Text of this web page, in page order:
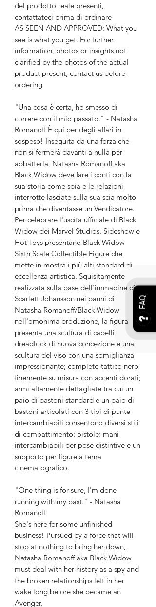
FAQ
del prodotto reale presenti,
contattateci prima di ordinare
AS SEEN AND APPROVED: What you
see is what you get. For further
information, photos or insights not
clarified by the photos of the actual
product present, contact us before
ordering
"Una cosa è certa, ho smesso di
correre con il mio passato." - Natasha
Romanoff È qui per degli affari in
sospeso! Inseguita da una forza che
non si fermerà davanti a nulla per
abbatterla, Natasha Romanoff aka
Black Widow deve fare i conti con la
sua storia come spia e le relazioni
interrotte lasciate sulla sua scia molto
prima che diventasse un Vendicatore.
Per celebrare l'uscita ufficiale di Black
Widow dei Marvel Studios, Sideshow e
Hot Toys presentano Black Widow
Sixth Scale Collectible Figure che
mette in mostra i più alti standard di
eccellenza artistica. Squisitamente
realizzata sulla base dell'immagine di
Scarlett Johansson nei panni di
Natasha Romanoff/Black Widow
nell'omonima produzione, la figura
presenta una scultura di capelli
dreadlock di nuova concezione e una
scultura del viso con una somiglianza
impressionante; completo tattico nero
finemente su misura con accenti dorati;
armi altamente dettagliate tra cui un
paio di bastoni standard e un paio di
bastoni articolati con 3 tipi di punte
intercambiabili consentono diversi stili
di combattimento; pistole; mani
intercambiabili per pose distintive e un
supporto per figure a tema
cinematografico.
"One thing is for sure, I'm done
running with my past." - Natasha
Romanoff
She's here for some unfinished
business! Pursued by a force that will
stop at nothing to bring her down,
Natasha Romanoff aka Black Widow
must deal with her history as a spy and
the broken relationships left in her
wake long before she became an
Avenger.